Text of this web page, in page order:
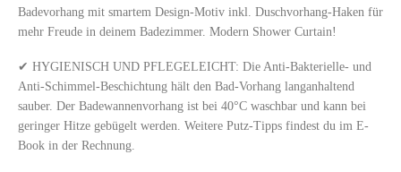
Badevorhang mit smartem Design-Motiv inkl. Duschvorhang-Haken für
mehr Freude in deinem Badezimmer. Modern Shower Curtain!
✔ HYGIENISCH UND PFLEGELEICHT: Die Anti-Bakterielle- und
Anti-Schimmel-Beschichtung hält den Bad-Vorhang langanhaltend
sauber. Der Badewannenvorhang ist bei 40°C waschbar und kann bei
geringer Hitze gebügelt werden. Weitere Putz-Tipps findest du im E-
Book in der Rechnung.